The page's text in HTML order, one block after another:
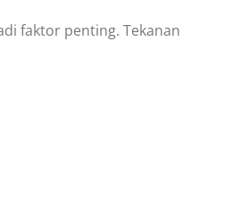
faktor penting. Tekanan